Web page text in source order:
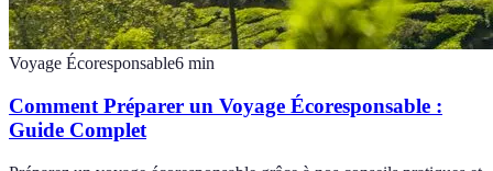
Voyage Écoresponsable6 min
Comment Préparer un Voyage Écoresponsable :
Guide Complet